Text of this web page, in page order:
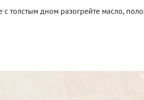
толстым дном разогрейте масло,